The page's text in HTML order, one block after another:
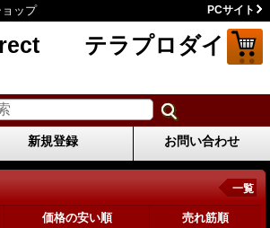
ップ PCサイト
テラプロダイ
新規登録 お問い合わせ
一覧
価格の安い順 売れ筋順